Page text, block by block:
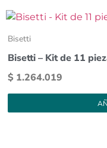
Bisetti
Bisetti – Kit de 11
$ 1.264.019